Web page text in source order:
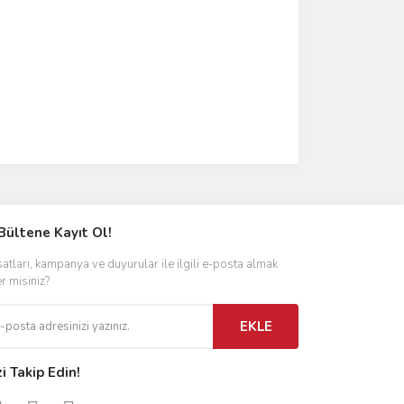
Kayıt Ol!
kampanya ve duyurular ile ilgili e-posta almak
misiniz?
EKLE
Takip Edin!